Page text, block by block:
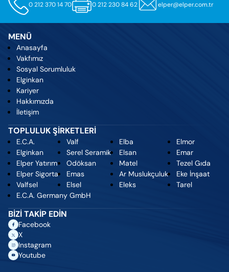
0 212 370 14 70 0 212 230 84 62 elper@elper.com.tr
MENÜ
Anasayfa
Vakfımız
Sosyal Sorumluluk
Elginkan
Kariyer
Hakkımızda
İletişim
TOPLULUK ŞİRKETLERİ
E.C.A.
Elginkan
Elper Yatırım
Elper Sigorta
Valfsel
Valf
Serel Seramik
Odöksan
Emas
Elsel
Elba
Elsan
Matel
Ar Muslukçuluk
Eleks
Elmor
Emar
Tezel Gıda
Eke İnşaat
Tarel
E.C.A. Germany GmbH
BİZİ TAKİP EDİN
Facebook
X
Instagram
Youtube